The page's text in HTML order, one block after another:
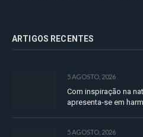
ARTIGOS RECENTES
5 AGOSTO, 2026
Com inspiração na
apresenta-se em
5 AGOSTO, 2026